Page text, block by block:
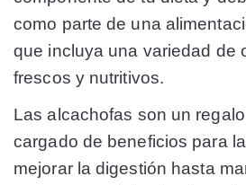
como parte de una
que incluya una variedad de
frescos y nutritivos.
Las alcachofas son un
cargado de beneficios para
mejorar la digestión hasta